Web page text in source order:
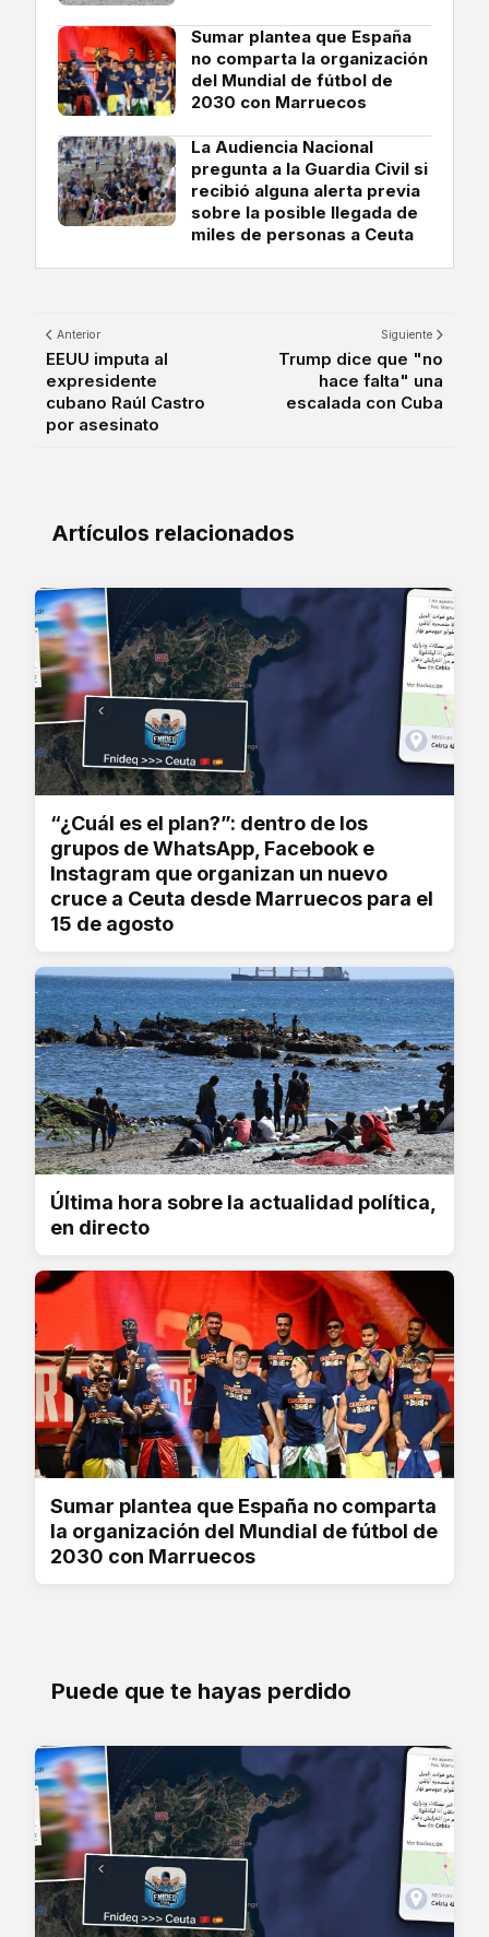
Sumar plantea que España
no comparta la organización
del Mundial de fútbol de
2030 con Marruecos
La Audiencia Nacional
pregunta a la Guardia Civil si
recibió alguna alerta previa
sobre la posible llegada de
miles de personas a Ceuta
Anterior
EEUU imputa al
expresidente
cubano Raúl Castro
por asesinato
Siguiente
Trump dice que "no
hace falta" una
escalada con Cuba
Artículos relacionados
“¿Cuál es el plan?”: dentro de los
grupos de WhatsApp, Facebook e
Instagram que organizan un nuevo
cruce a Ceuta desde Marruecos para el
15 de agosto
Última hora sobre la actualidad política,
en directo
Sumar plantea que España no comparta
la organización del Mundial de fútbol de
2030 con Marruecos
Puede que te hayas perdido